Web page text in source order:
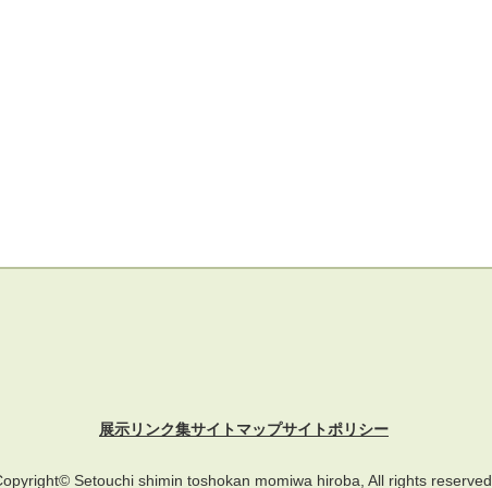
展示リンク集サイトマップサイトポリシー
Setouchi shimin toshokan momiwa hiroba, All rights reserved.